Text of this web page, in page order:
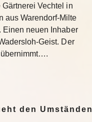
Vechtel in
aus Warendorf-Milte
Einen neuen Inhaber
Geist. Der
übernimmt….
den Umständen